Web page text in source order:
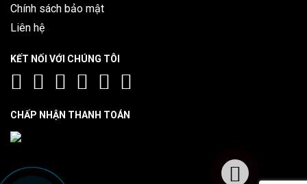
Chính sách bảo mật
Liên hệ
KẾT NỐI VỚI CHÚNG TÔI
CHẤP NHẬN THANH TOÁN